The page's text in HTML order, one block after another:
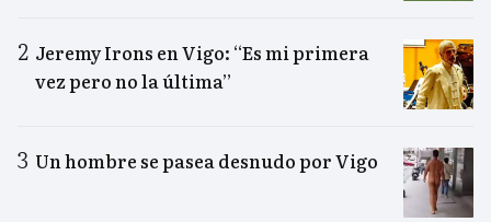
Jeremy Irons en Vigo: “Es mi primera
vez pero no la última”
Un hombre se pasea desnudo por Vigo